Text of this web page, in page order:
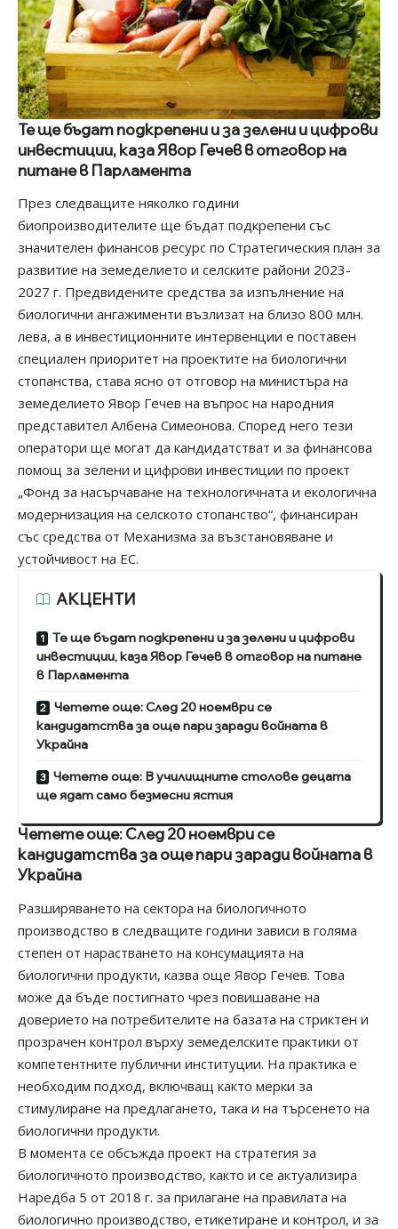
Те ще бъдат подкрепени и за зелени и цифрови
инвестиции, каза Явор Гечев в отговор на
питане в Парламента
През следващите няколко години
биопроизводителите ще бъдат подкрепени със
значителен финансов ресурс по Стратегическия план за
развитие на земеделието и селските райони 2023-
2027 г. Предвидените средства за изпълнение на
биологични ангажименти възлизат на близо 800 млн.
лева, а в инвестиционните интервенции е поставен
специален приоритет на проектите на биологични
стопанства, става ясно от отговор на министъра на
земеделието Явор Гечев на въпрос на народния
представител Албена Симеонова. Според него тези
оператори ще могат да кандидатстват и за финансова
помощ за зелени и цифрови инвестиции по проект
„Фонд за насърчаване на технологичната и екологична
модернизация на селското стопанство“, финансиран
със средства от Механизма за възстановяване и
устойчивост на ЕС.
АКЦЕНТИ
Те ще бъдат подкрепени и за зелени и цифрови
инвестиции, каза Явор Гечев в отговор на питане
в Парламента
Четете още: След 20 ноември се
кандидатства за още пари заради войната в
Украйна
Четете още: В училищните столове децата
ще ядат само безмесни ястия
Четете още: След 20 ноември се
кандидатства за още пари заради войната в
Украйна
Разширяването на сектора на биологичното
производство в следващите години зависи в голяма
степен от нарастването на консумацията на
биологични продукти, казва още Явор Гечев. Това
може да бъде постигнато чрез повишаване на
доверието на потребителите на базата на стриктен и
прозрачен контрол върху земеделските практики от
компетентните публични институции. На практика е
необходим подход, включващ както мерки за
стимулиране на предлагането, така и на търсенето на
биологични продукти.
В момента се обсъжда проект на стратегия за
биологичното производство, както и се актуализира
Наредба 5 от 2018 г. за прилагане на правилата на
биологично производство, етикетиране и контрол, и за